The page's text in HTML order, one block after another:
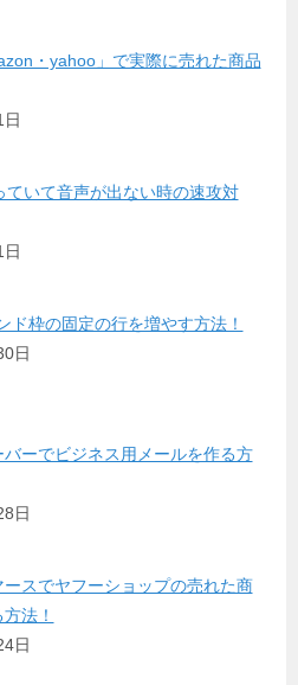
・yahoo」で実際に売れた商品
ていて音声が出ない時の速攻対
ド枠の固定の行を増やす方法！
日
バーでビジネス用メールを作る方
日
スでヤフーショップの売れた商
法！
日